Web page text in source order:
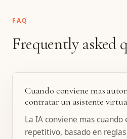
FAQ
Frequently asked
Cuando conviene mas
contratar un asistente
La IA conviene mas cuando
repetitivo, basado en